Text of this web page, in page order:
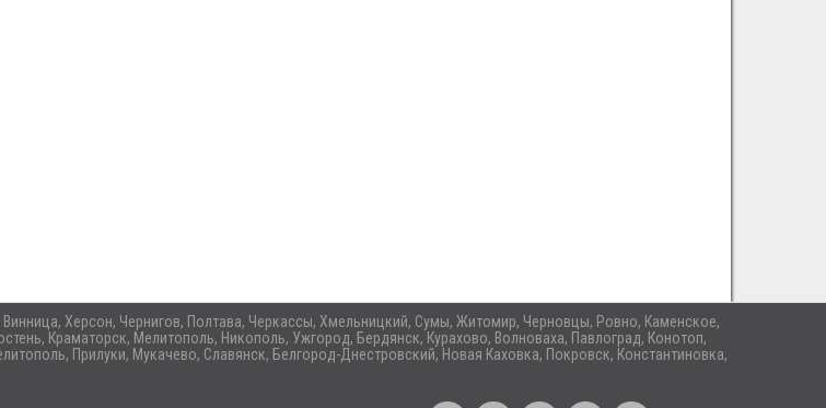
Херсон, Чернигов, Полтава, Черкассы, Хмельницкий, Сумы, Житомир, Черновцы, Ровно, Каменское,
Краматорск, Мелитополь, Никополь, Ужгород, Бердянск, Курахово, Волноваха, Павлоград, Конотоп,
Прилуки, Мукачево, Славянск, Белгород-Днестровский, Новая Каховка, Покровск, Константиновка,